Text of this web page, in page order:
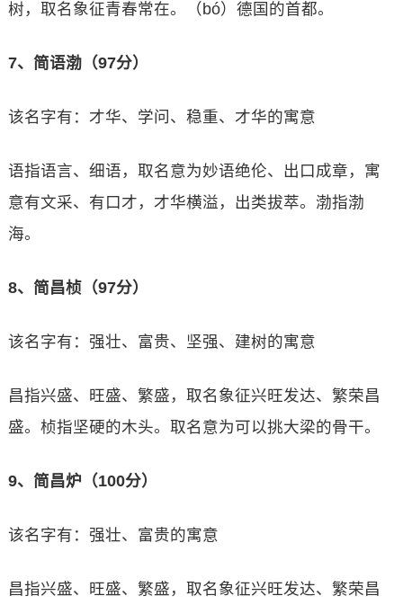
树，取名象征青春常在。（bó）德国的首都。
7、简语渤（97分）
该名字有：才华、学问、稳重、才华的寓意
语指语言、细语，取名意为妙语绝伦、出口成章，寓
意有文采、有口才，才华横溢，出类拔萃。渤指渤
海。
8、简昌桢（97分）
该名字有：强壮、富贵、坚强、建树的寓意
昌指兴盛、旺盛、繁盛，取名象征兴旺发达、繁荣昌
盛。桢指坚硬的木头。取名意为可以挑大梁的骨干。
9、简昌炉（100分）
该名字有：强壮、富贵的寓意
昌指兴盛、旺盛、繁盛，取名象征兴旺发达、繁荣昌